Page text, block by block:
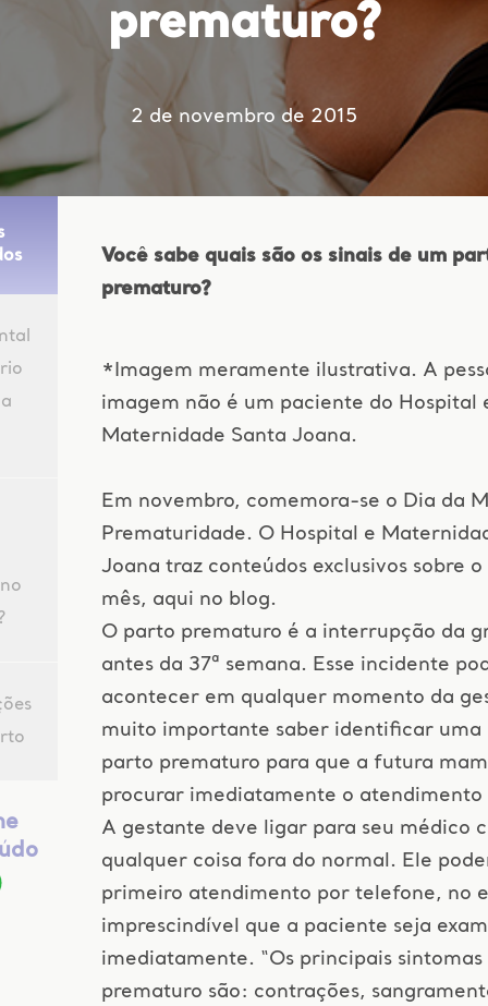
prematuro?
2 de novembro de 2015
Você sabe quais são os sinais de um
prematuro?
*Imagem meramente ilustrativa. A
imagem não é um paciente do Hospital
Maternidade Santa Joana.
Em novembro, comemora-se o Dia da
Prematuridade. O Hospital e
Joana traz conteúdos exclusivos sobre
mês, aqui no blog.
O parto prematuro é a interrupção da
antes da 37ª semana. Esse incidente
acontecer em qualquer momento da
muito importante saber identificar uma
parto prematuro para que a futura
procurar imediatamente o atendimento
A gestante deve ligar para seu médico
qualquer coisa fora do normal. Ele
primeiro atendimento por telefone, no
imprescindível que a paciente seja
imediatamente. “Os principais
prematuro são: contrações,